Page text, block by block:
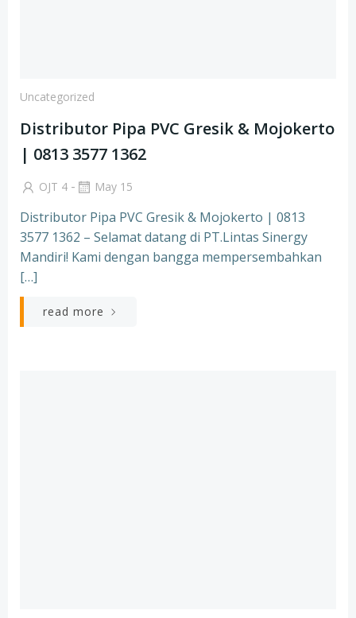
Uncategorized
Distributor Pipa PVC Gresik & Mojokerto
| 0813 3577 1362
OJT 4 - May 15
Distributor Pipa PVC Gresik & Mojokerto | 0813
3577 1362 – Selamat datang di PT.Lintas Sinergy
Mandiri! Kami dengan bangga mempersembahkan
[…]
read more